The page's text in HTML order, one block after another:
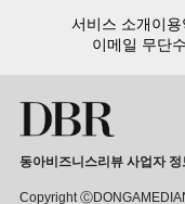
서비스 소개이
이메일 무단
동아비즈니스리뷰 사업자 정
Copyright